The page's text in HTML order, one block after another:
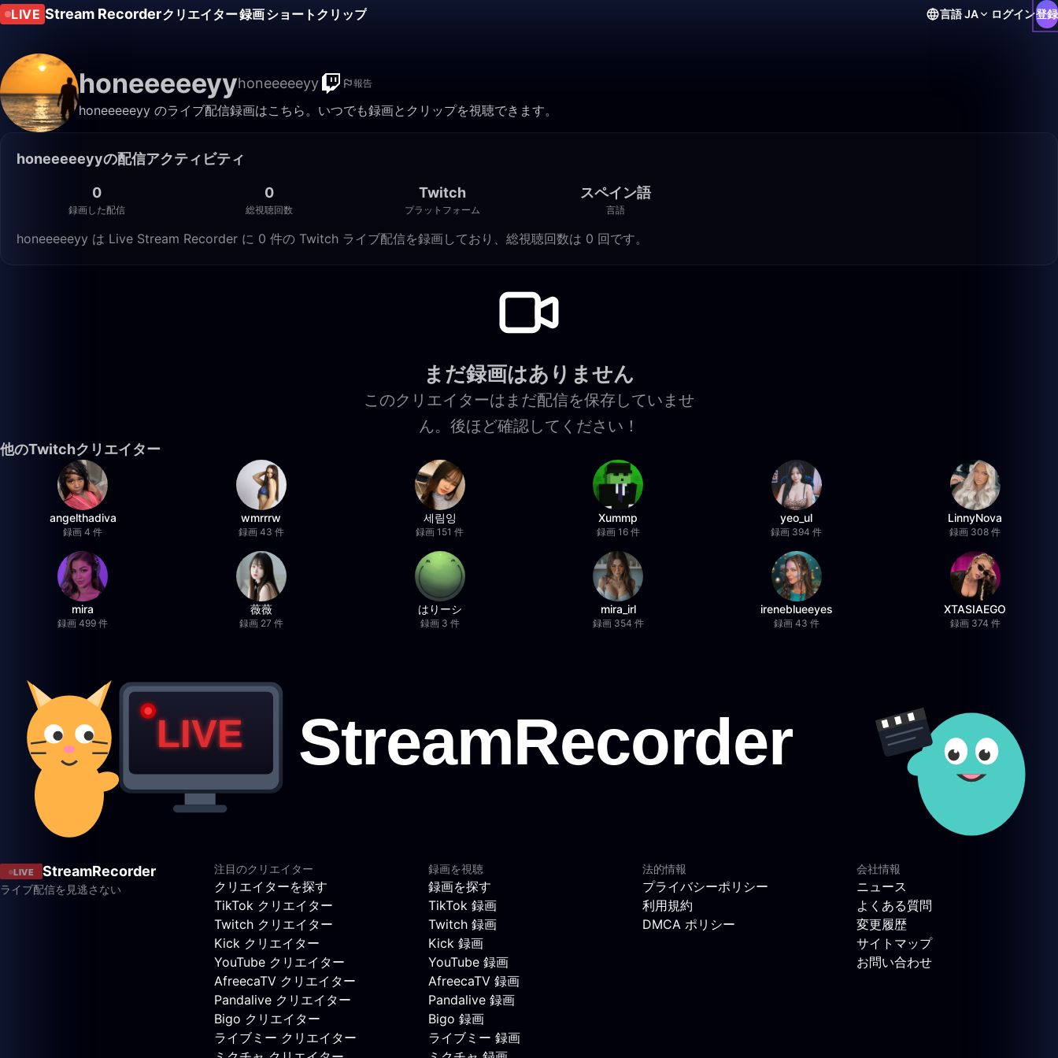
LIVE Stream Recorderクリエイター録画ショートクリップ 言語JA ログイン登録
honeeeeeyyhoneeeeeyy 報告
honeeeeeyy のライブ配信録画はこちら。いつでも録画とクリップを視聴できます。
honeeeeeyyの配信アクティビティ
0
録画した配信
0
総視聴回数
Twitch
プラットフォーム
スペイン語
言語
honeeeeeyy は Live Stream Recorder に 0 件の Twitch ライブ配信を録画しており、総視聴回数は 0 回です。
まだ録画はありません
このクリエイターはまだ配信を保存していませ
ん。後ほど確認してください！
他のTwitchクリエイター
angelthadiva
録画 4 件
wmrrrw
録画 43 件
세림잉
録画 151 件
Xummp
録画 16 件
yeo_ul
録画 394 件
LinnyNova
録画 308 件
mira
録画 499 件
薇薇
録画 27 件
はりーシ
録画 3 件
mira_irl
録画 354 件
ireneblueeyes
録画 43 件
XTASIAEGO
録画 374 件
LIVE StreamRecorder
ライブ配信を見逃さない
注目のクリエイター
クリエイターを探す
TikTok クリエイター
Twitch クリエイター
Kick クリエイター
YouTube クリエイター
AfreecaTV クリエイター
Pandalive クリエイター
Bigo クリエイター
ライブミー クリエイター
録画を視聴
録画を探す
TikTok 録画
Twitch 録画
Kick 録画
YouTube 録画
AfreecaTV 録画
Pandalive 録画
Bigo 録画
ライブミー 録画
法的情報
プライバシーポリシー
利用規約
DMCA ポリシー
会社情報
ニュース
よくある質問
変更履歴
サイトマップ
お問い合わせ